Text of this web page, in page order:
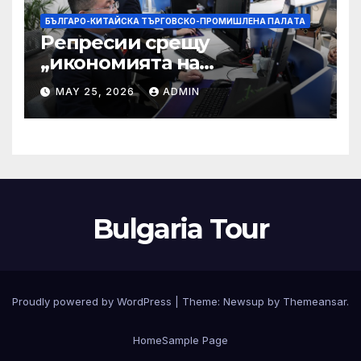
БЪЛГАРО-КИТАЙСКА ТЪРГОВСКО-ПРОМИШЛЕНА ПАЛAТА
Репресии срещу
„икономията на
фактурирането“
MAY 25, 2026 ADMIN
Bulgaria Tour
Proudly powered by WordPress Theme: Newsup by Themeansar.
HomeSample Page